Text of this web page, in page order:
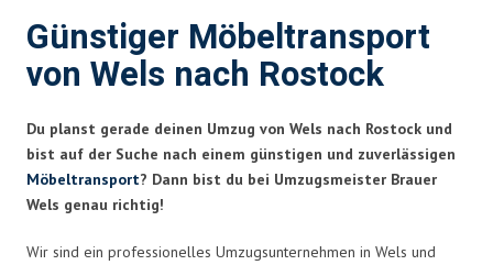
Günstiger Möbeltransport
von Wels nach Rostock
Du planst gerade deinen Umzug von Wels nach Rostock und
bist auf der Suche nach einem günstigen und zuverlässigen
Möbeltransport? Dann bist du bei Umzugsmeister Brauer
Wels genau richtig!
Wir sind ein professionelles Umzugsunternehmen in Wels und